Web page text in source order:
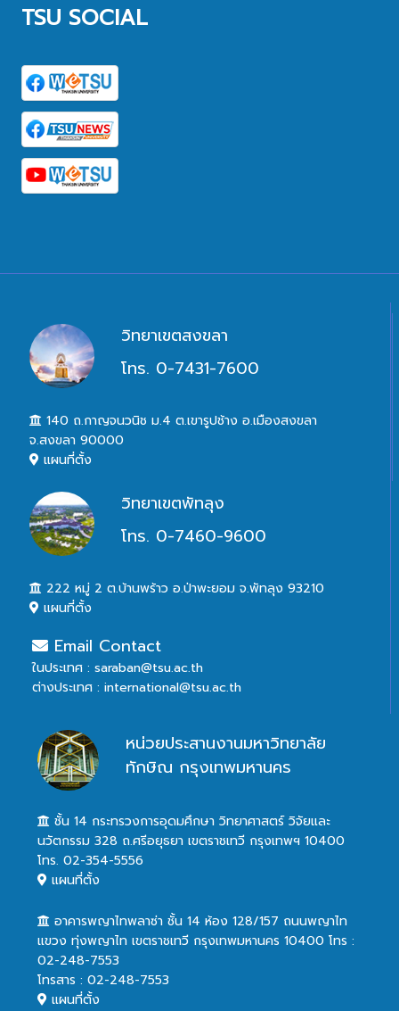
TSU SOCIAL
วิทยาเขตสงขลา
โทร. 0-7431-7600
140 ถ.กาญจนวนิช ม.4 ต.เขารูปช้าง อ.เมืองสงขลา
จ.สงขลา 90000
แผนที่ตั้ง
วิทยาเขตพัทลุง
โทร. 0-7460-9600
222 หมู่ 2 ต.บ้านพร้าว อ.ป่าพะยอม จ.พัทลุง 93210
แผนที่ตั้ง
Email Contact
ในประเทศ : saraban@tsu.ac.th
ต่างประเทศ : international@tsu.ac.th
หน่วยประสานงานมหาวิทยาลัย
ทักษิณ กรุงเทพมหานคร
ชั้น 14 กระทรวงการอุดมศึกษา วิทยาศาสตร์ วิจัยและ
นวัตกรรม 328 ถ.ศรีอยุธยา เขตราชเทวี กรุงเทพฯ 10400
โทร. 02-354-5556
แผนที่ตั้ง
อาคารพญาไทพลาซ่า ชั้น 14 ห้อง 128/157 ถนนพญาไท
แขวง ทุ่งพญาไท เขตราชเทวี กรุงเทพมหานคร 10400 โทร :
02-248-7553
โทรสาร : 02-248-7553
แผนที่ตั้ง